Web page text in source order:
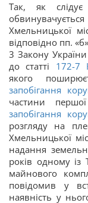
Так, як слідує
Хмельницької
відповідно пп.
3 Закону
до статті 172-7
якого
запобігання
частини
запобігання
розгляду на
Хмельницької
надання
років одному
майнового
повідомив у
наявність у